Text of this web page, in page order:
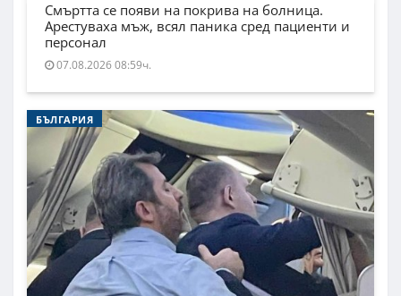
Смъртта се появи на покрива на болница.
Арестуваха мъж, всял паника сред пациенти и
персонал
07.08.2026 08:59ч.
БЪЛГАРИЯ